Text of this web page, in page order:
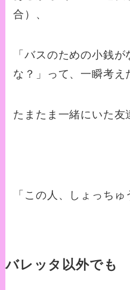
合）、
「バスのための小銭
な？」って、一瞬考え
たまたま一緒にいた友
「この人、しょっちゅ
バレッタ以外でも